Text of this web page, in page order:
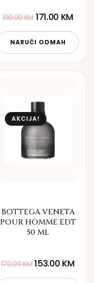
190.00KM 171.00 KM
NARUČI ODMAH
AKCIJA!
BOTTEGA VENETA
POUR HOMME EDT
50 ML
170.00KM 153.00 KM